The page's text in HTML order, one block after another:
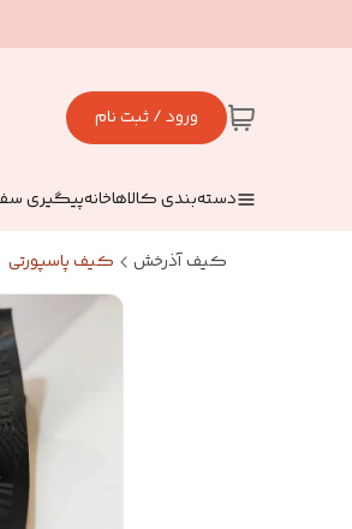
ورود / ثبت نام
دسته‌بندی کالاهاخانهپیگیری
کیف آذرخش کیف پاسپورتی